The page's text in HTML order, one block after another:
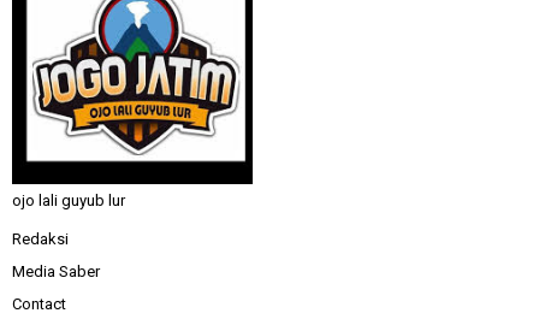
ojo lali guyub lur
Redaksi
Media Saber
Contact